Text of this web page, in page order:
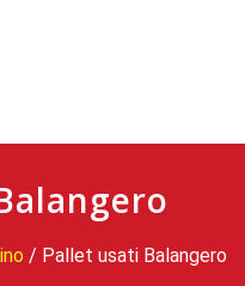
/ Pallet usati Balangero